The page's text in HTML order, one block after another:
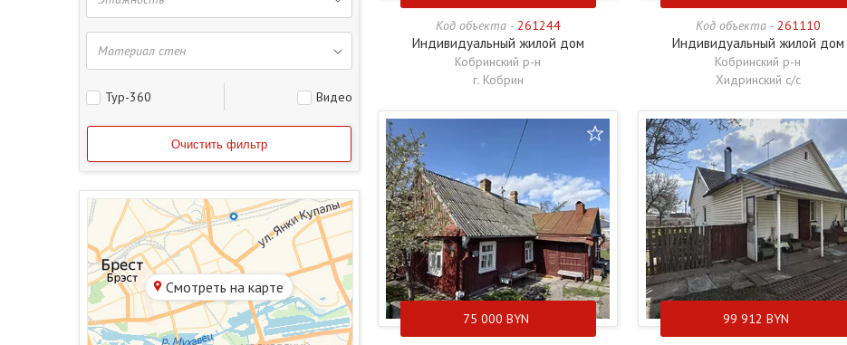
Тур-360 Видео
Смотреть на карте
Код объекта - 261244
Индивидуальный жилой дом
Кобринский р-н
г. Кобрин
Код объекта - 261110
Индивидуальный жилой дом
Кобринский р-н
Хидринский с/с
75 000 BYN 99 912 BYN